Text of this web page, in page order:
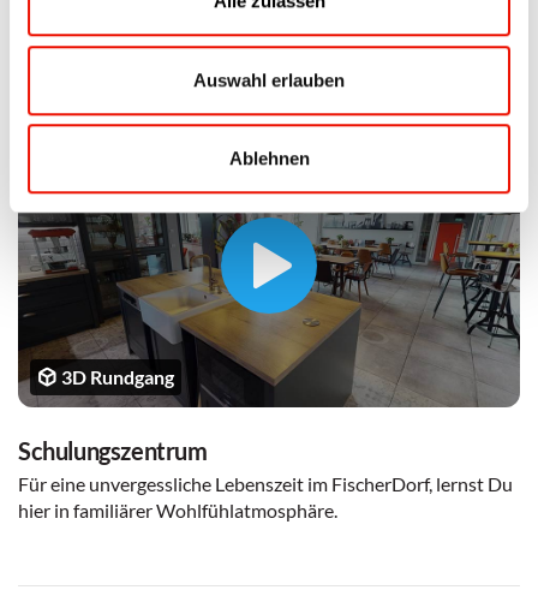
Auswahl erlauben
Ablehnen
Dich modern und stilvoll eingerichtete Zimmer.
3D Rundgang
Schulungszentrum
Für eine unvergessliche Lebenszeit im FischerDorf, lernst Du
hier in familiärer Wohlfühlatmosphäre.